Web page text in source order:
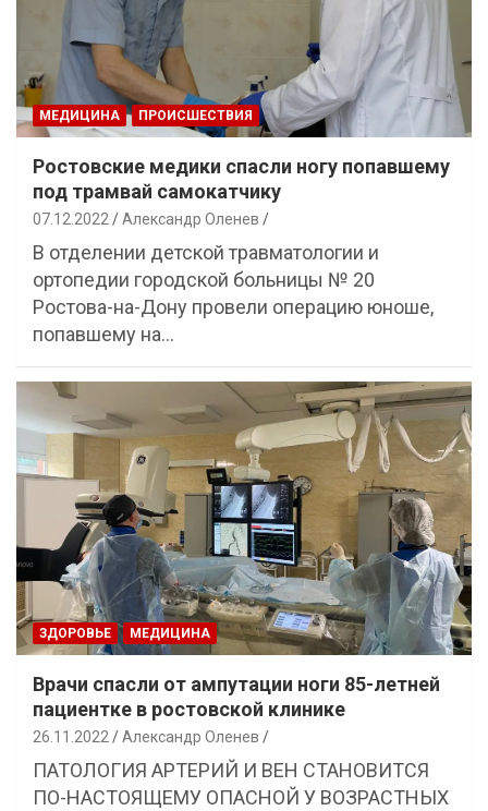
МЕДИЦИНА ПРОИСШЕСТВИЯ
Ростовские медики спасли ногу попавшему
под трамвай самокатчику
07.12.2022 Александр Оленев
В отделении детской травматологии и
ортопедии городской больницы № 20
Ростова-на-Дону провели операцию юноше,
попавшему на…
ЗДОРОВЬЕ МЕДИЦИНА
Врачи спасли от ампутации ноги 85-летней
пациентке в ростовской клинике
26.11.2022 Александр Оленев
ПАТОЛОГИЯ АРТЕРИЙ И ВЕН СТАНОВИТСЯ
ПО-НАСТОЯЩЕМУ ОПАСНОЙ У ВОЗРАСТНЫХ